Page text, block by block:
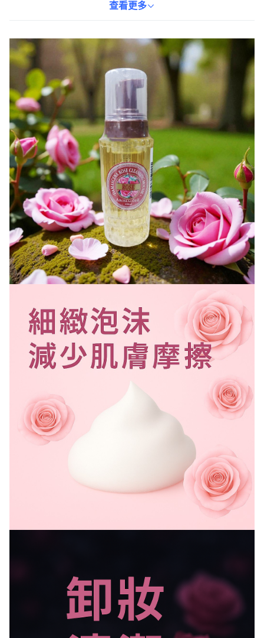
革玫瑰的淡雅香氣，更讓您在清潔的同時，享受奢華的感官體驗，
查看更多